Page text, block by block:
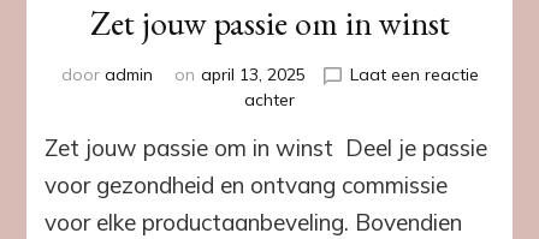
Zet jouw passie om in winst
door admin on april 13, 2025
Laat een reactie
achterop
jouw
om
in
Zet jouw passie om in winst Deel je passie
voor gezondheid en ontvang commissie
voor elke productaanbeveling. Bovendien